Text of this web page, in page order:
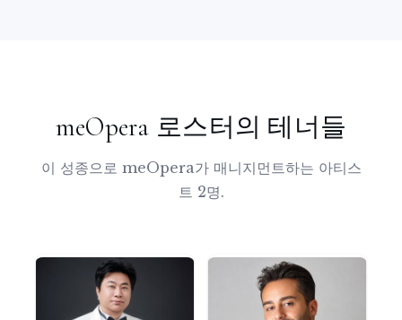
meOpera 로스터의 테너들
이 성종으로 meOpera가 매니지먼트하는 아티스
트 2명.